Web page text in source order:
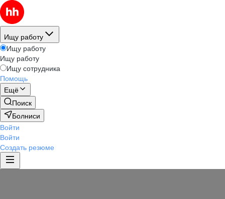
Ищу работу
Ищу работу
Ищу работу
Ищу сотрудника
Помощь
Ещё
Поиск
Болниси
Войти
Войти
Создать резюме